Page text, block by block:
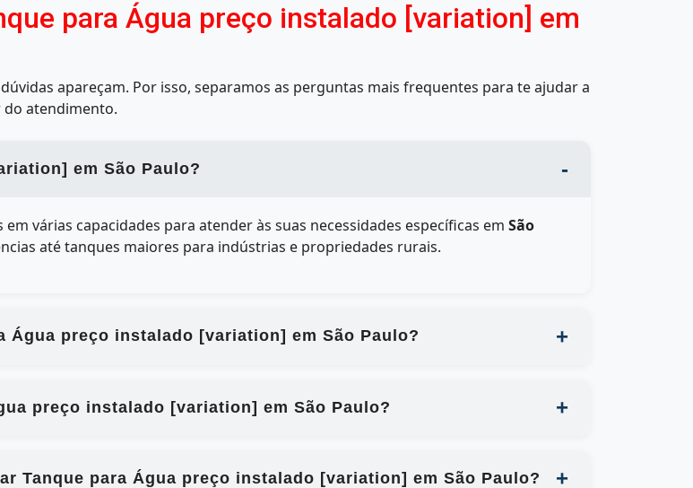
para Água preço instalado [variation] em
apareçam. Por isso, separamos as perguntas mais frequentes para te ajudar a
atendimento.
em São Paulo?
em várias capacidades para atender às suas necessidades específicas em São
até tanques maiores para indústrias e propriedades rurais.
Água preço instalado [variation] em São Paulo?
preço instalado [variation] em São Paulo?
Tanque para Água preço instalado [variation] em São Paulo?